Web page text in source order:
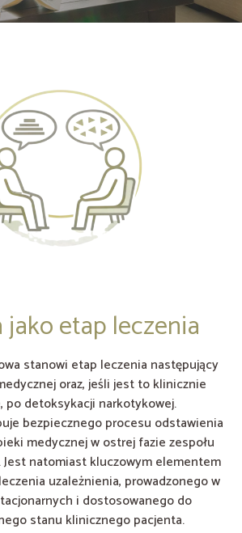
etap leczenia
stanowi etap leczenia następujący
oraz, jeśli jest to klinicznie
po detoksykacji narkotykowej.
bezpiecznego procesu odstawienia
medycznej w ostrej fazie zespołu
natomiast kluczowym elementem
uzależnienia, prowadzonego w
i dostosowanego do
stanu klinicznego pacjenta.